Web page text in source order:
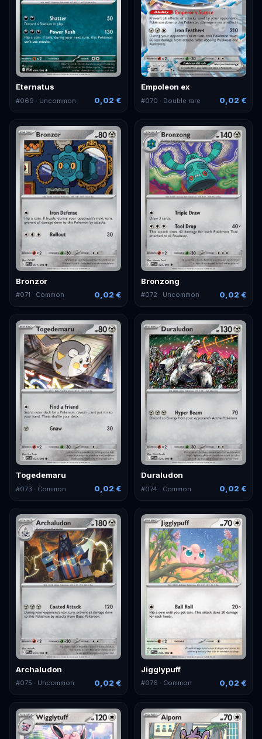
Eternatus
#069 · Uncommon 0,02 €
Empoleon ex
#070 · Double rare 0,02 €
Bronzor
#071 · Common 0,02 €
Bronzong
#072 · Uncommon 0,02 €
Togedemaru
#073 · Common 0,02 €
Duraludon
#074 · Common 0,02 €
Archaludon
#075 · Uncommon 0,02 €
Jigglypuff
#076 · Common 0,02 €